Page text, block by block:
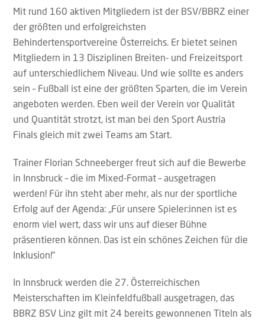
Mit rund 160 aktiven Mitgliedern ist der BSV/BBRZ einer
der größten und erfolgreichsten
Behindertensportvereine Österreichs. Er bietet seinen
Mitgliedern in 13 Disziplinen Breiten- und Freizeitsport
auf unterschiedlichem Niveau. Und wie sollte es anders
sein – Fußball ist eine der größten Sparten, die im Verein
angeboten werden. Eben weil der Verein vor Qualität
und Quantität strotzt, ist man bei den Sport Austria
Finals gleich mit zwei Teams am Start.
Trainer Florian Schneeberger freut sich auf die Bewerbe
in Innsbruck – die im Mixed-Format – ausgetragen
werden! Für ihn steht aber mehr, als nur der sportliche
Erfolg auf der Agenda: „Für unsere Spieler:innen ist es
enorm viel wert, dass wir uns auf dieser Bühne
präsentieren können. Das ist ein schönes Zeichen für die
Inklusion!“
In Innsbruck werden die 27. Österreichischen
Meisterschaften im Kleinfeldfußball ausgetragen, das
BBRZ BSV Linz gilt mit 24 bereits gewonnenen Titeln als